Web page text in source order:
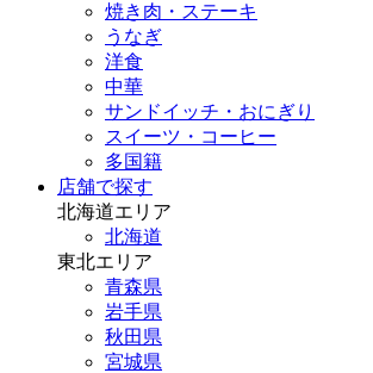
焼き肉・ステーキ
うなぎ
洋食
中華
サンドイッチ・おにぎり
スイーツ・コーヒー
多国籍
店舗で探す
北海道エリア
北海道
東北エリア
青森県
岩手県
秋田県
宮城県